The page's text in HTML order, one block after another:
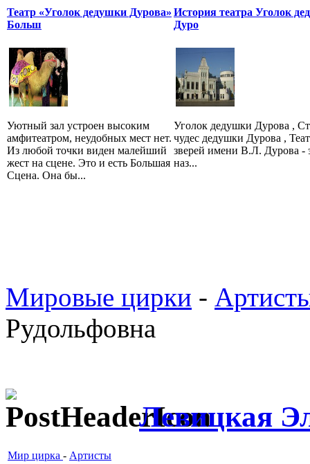
Театр «Уголок дедушки Дурова»
Больш
Уютный зал устроен высоким
амфитеатром, неудобных мест нет.
Из любой точки виден малейший
жест на сцене. Это и есть Большая
Сцена. Она бы...
История театра Уголок
Дуро
Уголок дедушки Дурова ,
чудес дедушки Дурова ,
зверей имени В.Л. Дурова -
наз...
Мировые цирки -
Рудольфовна
Левицкая
Мир цирка - Артисты